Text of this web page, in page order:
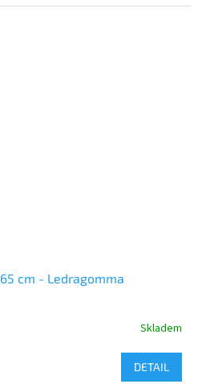
cm - Ledragomma
Skladem
DETAIL